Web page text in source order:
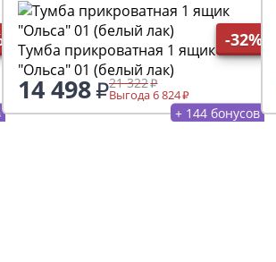
-32%
Тумба прикроватная 1 ящик
"Ольса" 01 (белый лак)
14 498 21 322
Выгода 6 824
+ 144 бонусов